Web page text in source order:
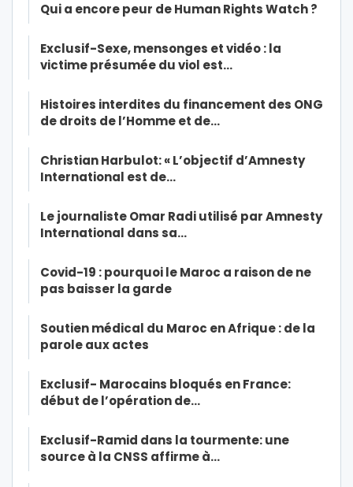
Qui a encore peur de Human Rights Watch ?
Exclusif-Sexe, mensonges et vidéo : la
victime présumée du viol est…
Histoires interdites du financement des ONG
de droits de l’Homme et de…
Christian Harbulot: « L’objectif d’Amnesty
International est de…
Le journaliste Omar Radi utilisé par Amnesty
International dans sa…
Covid-19 : pourquoi le Maroc a raison de ne
pas baisser la garde
Soutien médical du Maroc en Afrique : de la
parole aux actes
Exclusif- Marocains bloqués en France:
début de l’opération de…
Exclusif-Ramid dans la tourmente: une
source à la CNSS affirme à…